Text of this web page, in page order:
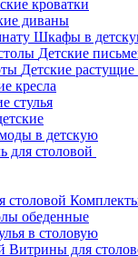
кроватки
диваны
Шкафы в
Детские
Детские
кресла
стулья
в детскую
для столовой
обеденные
в столовую
Витрины для